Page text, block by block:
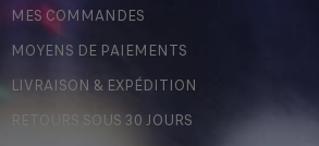
MES COMMANDES
MOYENS DE PAIEMENTS
LIVRAISON & EXPÉDITION
RETOURS SOUS 30 JOURS